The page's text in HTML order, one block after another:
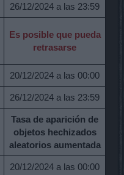
26/12/2024 a las 23:59
Es posible que pueda
retrasarse
20/12/2024 a las 00:00
26/12/2024 a las 23:59
Tasa de aparición de
objetos hechizados
aleatorios aumentada
20/12/2024 a las 00:00